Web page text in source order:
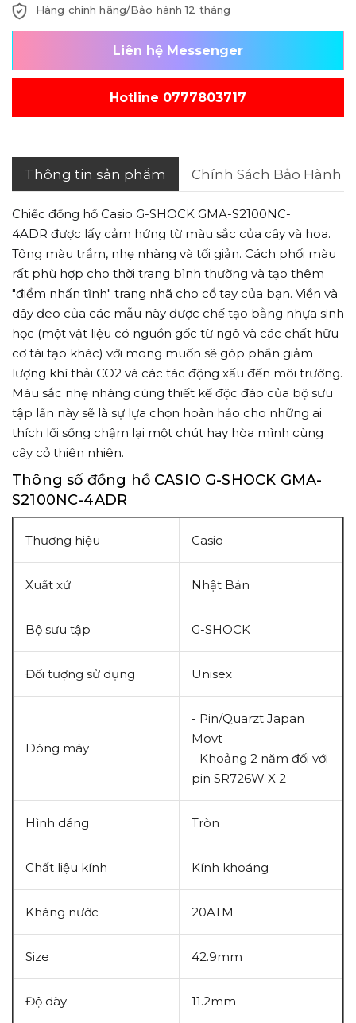
Hàng chính hãng/Bảo hành 12 tháng
Liên hệ Messenger
Hotline 0777803717
Thông tin sản phẩm Chính Sách Bảo Hành
Chiếc đồng hồ Casio G-SHOCK GMA-S2100NC-
4ADR được lấy cảm hứng từ màu sắc của cây và hoa.
Tông màu trầm, nhẹ nhàng và tối giản. Cách phối màu
rất phù hợp cho thời trang bình thường và tạo thêm
"điểm nhấn tĩnh" trang nhã cho cổ tay của bạn. Viền và
dây đeo của các mẫu này được chế tạo bằng nhựa sinh
học (một vật liệu có nguồn gốc từ ngô và các chất hữu
cơ tái tạo khác) với mong muốn ​​sẽ góp phần giảm
lượng khí thải CO2 và các tác động xấu đến môi trường.
Màu sắc nhẹ nhàng cùng thiết kế độc đáo của bộ sưu
tập lần này sẽ là sự lựa chọn hoàn hảo cho những ai
thích lối sống chậm lại một chút hay hòa mình cùng
cây cỏ thiên nhiên.
Thông số đồng hồ CASIO G-SHOCK GMA-
S2100NC-4ADR
Thương hiệu Casio
Xuất xứ Nhật Bản
Bộ sưu tập G-SHOCK
Đối tượng sử dụng Unisex
Dòng máy
- Pin/Quarzt Japan
Movt
- Khoảng 2 năm đối với
pin SR726W X 2
Hình dáng Tròn
Chất liệu kính Kính khoáng
Kháng nước 20ATM
Size 42.9mm
Độ dày 11.2mm